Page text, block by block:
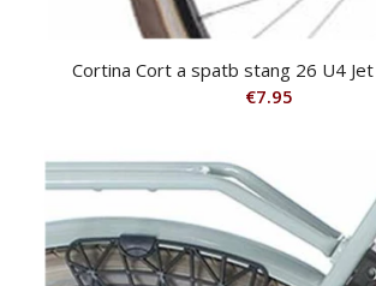
Cortina Cort a spatb stang 26 U4
€7.95